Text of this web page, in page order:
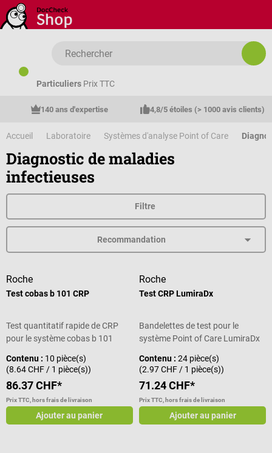
Passer au contenu principal
Particuliers Prix TTC
140 ans d'expertise 4,8/5 étoiles (> 1000 avis clients)
Accueil Laboratoire Systèmes d'analyse Point of Care
Diagnostic de maladies
infectieuses
Filtre
Roche
Test cobas b 101 CRP
Test quantitatif rapide de CRP
pour le système cobas b 101
Contenu : 10 pièce(s)
(8.64 CHF / 1 pièce(s))
86.37 CHF*
Prix TTC, hors frais de livraison
Ajouter au panier
Roche
Test CRP LumiraDx
Bandelettes de test pour le
système Point of Care LumiraDx
Contenu :24 pièce(s)
(2.97 CHF / 1 pièce(s))
71.24 CHF*
Prix TTC, hors frais de livraison
Ajouter au panier